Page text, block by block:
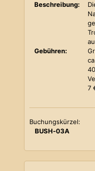
Beschreibung:
Gebühren:
7
Buchungskürzel:
BUSH-03A